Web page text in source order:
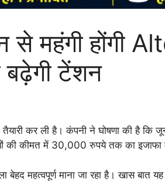
महंगी होंगी
टेंशन
कर ली है। कंपनी ने घोषणा की है
की कीमत में 30,000 रुपये तक का
महत्वपूर्ण माना जा रहा है। खास बात